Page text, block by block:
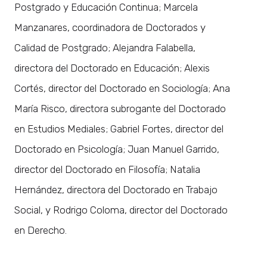
Postgrado y Educación Continua; Marcela
Manzanares, coordinadora de Doctorados y
Calidad de Postgrado; Alejandra Falabella,
directora del Doctorado en Educación; Alexis
Cortés, director del Doctorado en Sociología; Ana
María Risco, directora subrogante del Doctorado
en Estudios Mediales; Gabriel Fortes, director del
Doctorado en Psicología; Juan Manuel Garrido,
director del Doctorado en Filosofía; Natalia
Hernández, directora del Doctorado en Trabajo
Social, y Rodrigo Coloma, director del Doctorado
en Derecho.